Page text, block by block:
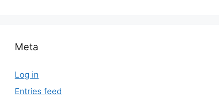
Meta
Log in
Entries feed